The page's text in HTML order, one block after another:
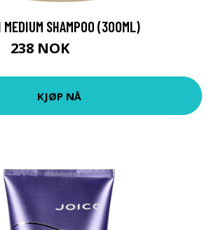
MEDIUM SHAMPOO (300ML)
238 NOK
KJØP NÅ